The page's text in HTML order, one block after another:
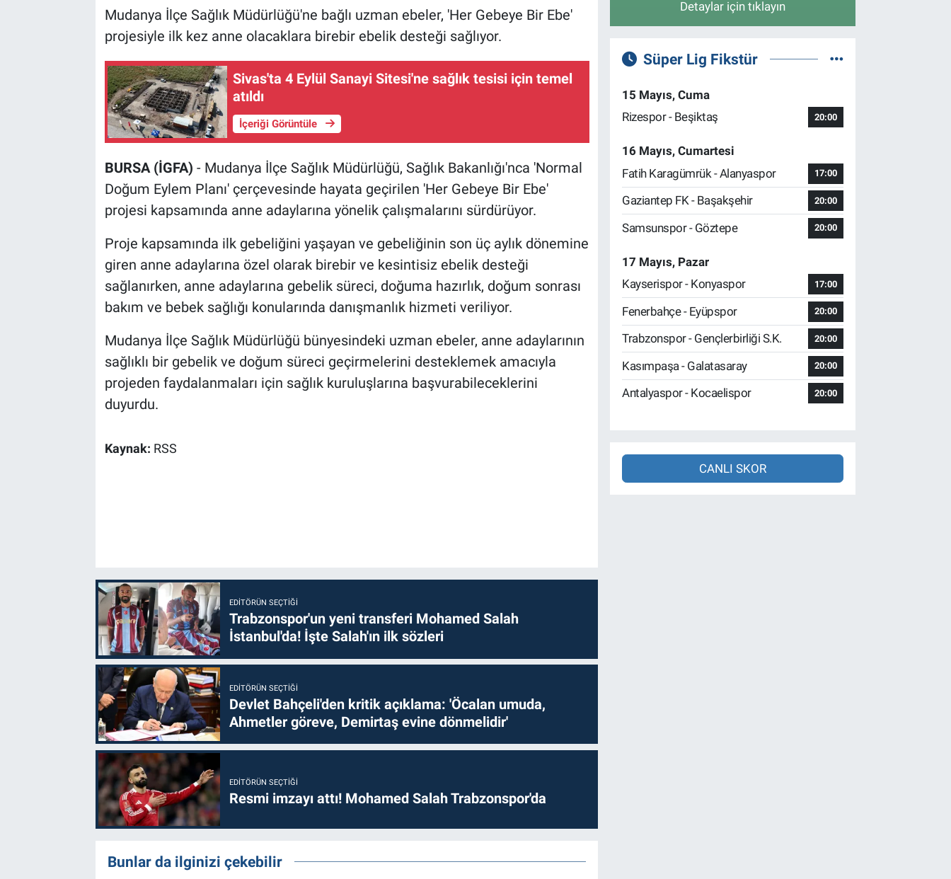
Mudanya İlçe Sağlık Müdürlüğü'ne bağlı uzman ebeler, 'Her Gebeye Bir Ebe'
projesiyle ilk kez anne olacaklara birebir ebelik desteği sağlıyor.
Sivas'ta 4 Eylül Sanayi Sitesi'ne sağlık tesisi için temel
atıldı
İçeriği Görüntüle
BURSA (İGFA) - Mudanya İlçe Sağlık Müdürlüğü, Sağlık Bakanlığı'nca 'Normal
Doğum Eylem Planı' çerçevesinde hayata geçirilen 'Her Gebeye Bir Ebe'
projesi kapsamında anne adaylarına yönelik çalışmalarını sürdürüyor.
Proje kapsamında ilk gebeliğini yaşayan ve gebeliğinin son üç aylık dönemine
giren anne adaylarına özel olarak birebir ve kesintisiz ebelik desteği
sağlanırken, anne adaylarına gebelik süreci, doğuma hazırlık, doğum sonrası
bakım ve bebek sağlığı konularında danışmanlık hizmeti veriliyor.
Mudanya İlçe Sağlık Müdürlüğü bünyesindeki uzman ebeler, anne adaylarının
sağlıklı bir gebelik ve doğum süreci geçirmelerini desteklemek amacıyla
projeden faydalanmaları için sağlık kuruluşlarına başvurabileceklerini
duyurdu.
Kaynak: RSS
EDITÖRÜN SEÇTIĞI
Trabzonspor'un yeni transferi Mohamed Salah
İstanbul'da! İşte Salah'ın ilk sözleri
EDITÖRÜN SEÇTIĞI
Devlet Bahçeli'den kritik açıklama: 'Öcalan umuda,
Ahmetler göreve, Demirtaş evine dönmelidir'
EDITÖRÜN SEÇTIĞI
Resmi imzayı attı! Mohamed Salah Trabzonspor'da
Bunlar da ilginizi çekebilir
Detaylar için tıklayın
Süper Lig Fikstür
15 Mayıs, Cuma
Rizespor - Beşiktaş
20:00
16 Mayıs, Cumartesi
Fatih Karagümrük - Alanyaspor
17:00
Gaziantep FK - Başakşehir 20:00
Samsunspor - Göztepe 20:00
17 Mayıs, Pazar
Kayserispor - Konyaspor
17:00
Fenerbahçe - Eyüpspor 20:00
Trabzonspor - Gençlerbirliği S.K. 20:00
Kasımpaşa - Galatasaray 20:00
Antalyaspor - Kocaelispor 20:00
CANLI SKOR